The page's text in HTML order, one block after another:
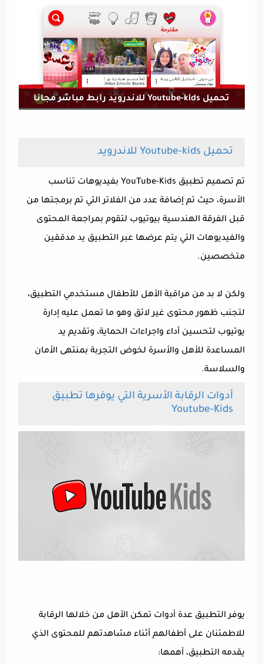
تحميل Youtube-kids للاندرويد رابط مباشر مجانا
تحميل Youtube-kids للاندرويد
تم تصميم تطبيق YouTube-Kids بفيديوهات تناسب
الأسرة، حيث تم إضافة عدد من الفلاتر التي تم برمجتها من
قبل الفرقة الهندسية بيوتيوب لتقوم بمراجعة المحتوى
والفيديوهات التي يتم عرضها عبر التطبيق يد مدققين
متخصصين.
ولكن لا بد من مراقبة الأهل للأطفال مستخدمي التطبيق،
لتجنب ظهور محتوى غير لائق وهو ما تعمل عليه إدارة
يوتيوب لتحسين أداء واجراءات الحماية، وتقديم يد
المساعدة للأهل والأسرة لخوض التجربة بمنتهى الأمان
والسلاسة.
أدوات الرقابة الأسرية التي يوفرها تطبيق
Youtube-Kids
يوفر التطبيق عدة أدوات تمكن الأهل من خلالها الرقابة
للاطمئنان على أطفالهم أثناء مشاهدتهم للمحتوى الذي
يقدمه التطبيق، أهمها: